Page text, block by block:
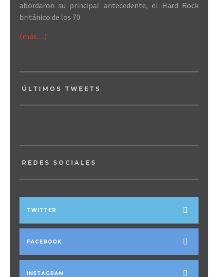
abordaron su principal antecedente, el Hard Rock
británico de los 70
(más…)
ÚLTIMOS TWEETS
REDES SOCIALES
TWITTER
FACEBOOK
INSTAGRAM